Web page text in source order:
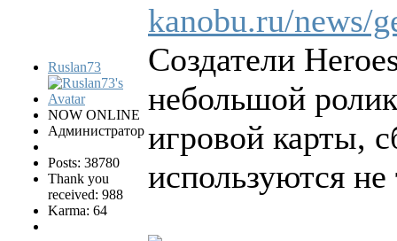
Ruslan73
NOW ONLINE
Администратор
Posts: 38780
Thank you
received: 988
Karma: 64
kanobu.ru/news/
Создатели
небольшой
игровой карты,
используются